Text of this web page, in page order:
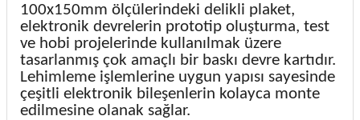
100x150mm ölçülerindeki delikli plaket,
elektronik devrelerin prototip oluşturma, test
ve hobi projelerinde kullanılmak üzere
tasarlanmış çok amaçlı bir baskı devre kartıdır.
Lehimleme işlemlerine uygun yapısı sayesinde
çeşitli elektronik bileşenlerin kolayca monte
edilmesine olanak sağlar.